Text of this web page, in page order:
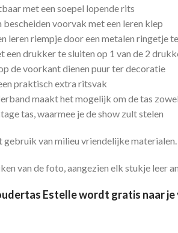
met een soepel lopende rits
voorvak met een leren klep
leren riempje door een metalen ringetje
een drukker te sluiten op 1 van de 2
de voorkant dienen puur ter decoratie
praktisch extra ritsvak
maakt het mogelijk om de tas
tas, waarmee je de show zult stelen
van milieu vriendelijke
van de foto, aangezien elk stukje leer
Estelle wordt gratis naar je